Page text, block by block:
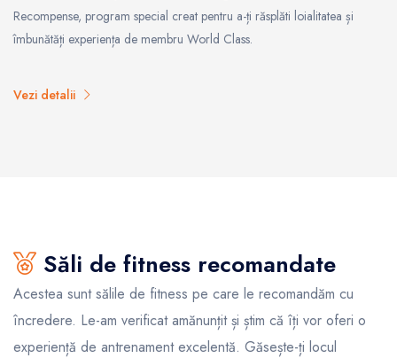
Recompense, program special creat pentru a-ți răsplăti loialitatea și
îmbunătăți experiența de membru World Class.
Vezi detalii
Săli de fitness recomandate
Acestea sunt sălile de fitness pe care le recomandăm cu
încredere. Le-am verificat amănunțit și știm că îți vor oferi o
experiență de antrenament excelentă. Găsește-ți locul